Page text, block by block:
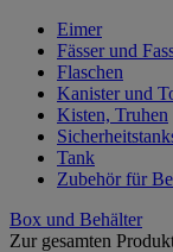
Eimer
Fässer und
Flaschen
Kanister und
Kisten, Truhen
Tank
Zubehör für
Box und Behälter
Zur gesamten